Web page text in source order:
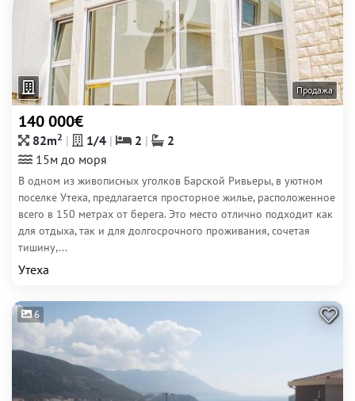
Продажа
140 000€
82m2 1/4 2
2
15м до моря
В одном из живописных уголков Барской Ривьеры, в уютном
поселке Утеха, предлагается просторное жилье, расположенное
всего в 150 метрах от берега. Это место отлично подходит как
для отдыха, так и для долгосрочного проживания, сочетая
тишину,...
Утеха
6